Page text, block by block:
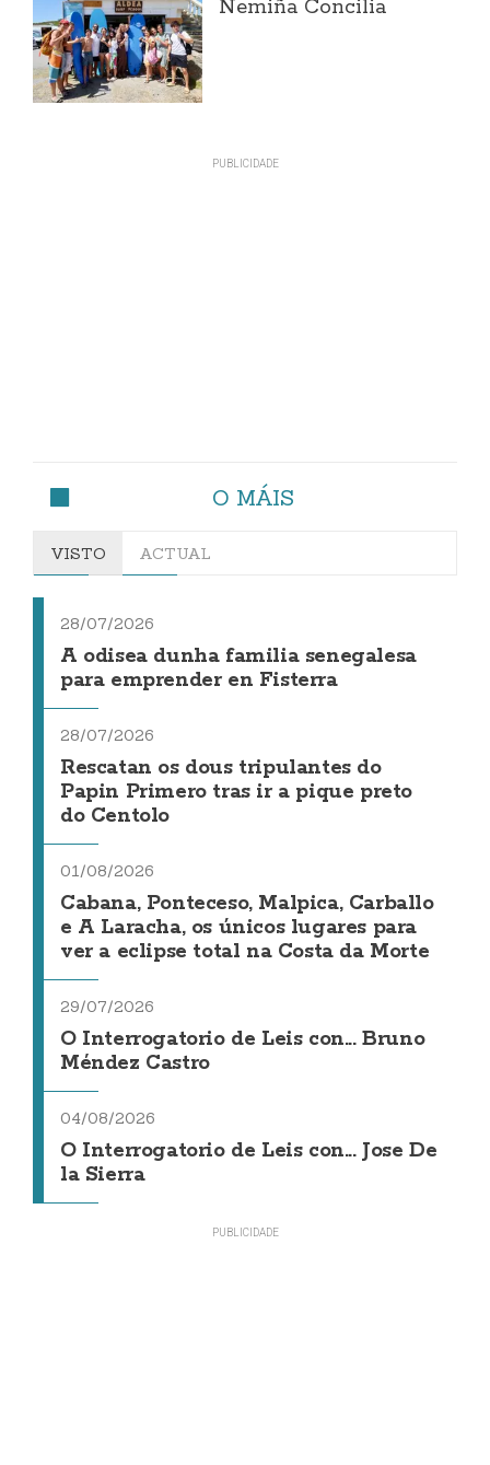
Nemiña Concilia
O MÁIS
VISTO ACTUAL
28/07/2026
A odisea dunha familia senegalesa
para emprender en Fisterra
28/07/2026
Rescatan os dous tripulantes do
Papin Primero tras ir a pique preto
do Centolo
01/08/2026
Cabana, Ponteceso, Malpica, Carballo
e A Laracha, os únicos lugares para
ver a eclipse total na Costa da Morte
29/07/2026
O Interrogatorio de Leis con... Bruno
Méndez Castro
04/08/2026
O Interrogatorio de Leis con... Jose De
la Sierra